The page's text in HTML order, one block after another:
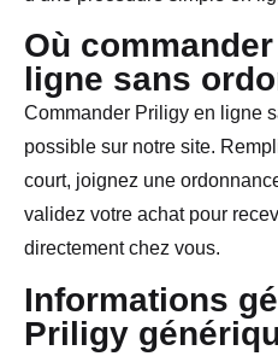
Où
ligne sans
Commander Priligy en ligne
possible sur notre site.
court, joignez une
validez votre achat pour
directement chez vous.
Informations
Priligy